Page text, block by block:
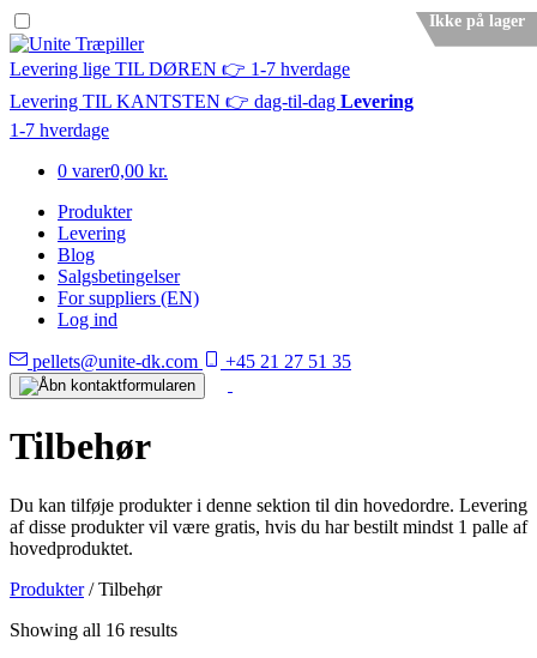
Levering lige TIL DØREN 👉 1-7 hverdage
Levering TIL KANTSTEN 👉 dag-til-dag Levering
1-7 hverdage
0 varer0,00 kr.
Produkter
Levering
Blog
Salgsbetingelser
For suppliers (EN)
Log ind
pellets@unite-dk.com +45 21 27 51 35
Tilbehør
Du kan tilføje produkter i denne sektion til din hovedordre. Levering
af disse produkter vil være gratis, hvis du har bestilt mindst 1 palle af
hovedproduktet.
Produkter/ Tilbehør
Showing all 16 results
Ikke på lager